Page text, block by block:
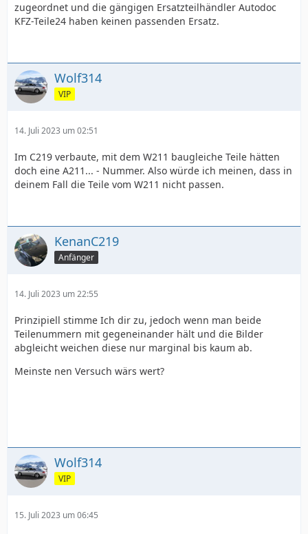
zugeordnet und die gängigen Ersatzteilhändler Autodoc
KFZ-Teile24 haben keinen passenden Ersatz.
Wolf314
VIP
14. Juli 2023 um 02:51
Im C219 verbaute, mit dem W211 baugleiche Teile hätten
doch eine A211... - Nummer. Also würde ich meinen, dass in
deinem Fall die Teile vom W211 nicht passen.
KenanC219
Anfänger
14. Juli 2023 um 22:55
Prinzipiell stimme Ich dir zu, jedoch wenn man beide
Teilenummern mit gegeneinander hält und die Bilder
abgleicht weichen diese nur marginal bis kaum ab.
Meinste nen Versuch wärs wert?
Wolf314
VIP
15. Juli 2023 um 06:45